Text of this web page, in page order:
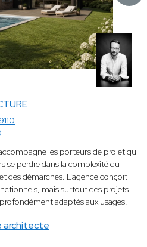
architecte
les porteurs de projet qui
se perdre dans la complexité du
des démarches. L’agence conçoit
mais surtout des projets
adaptés aux usages.